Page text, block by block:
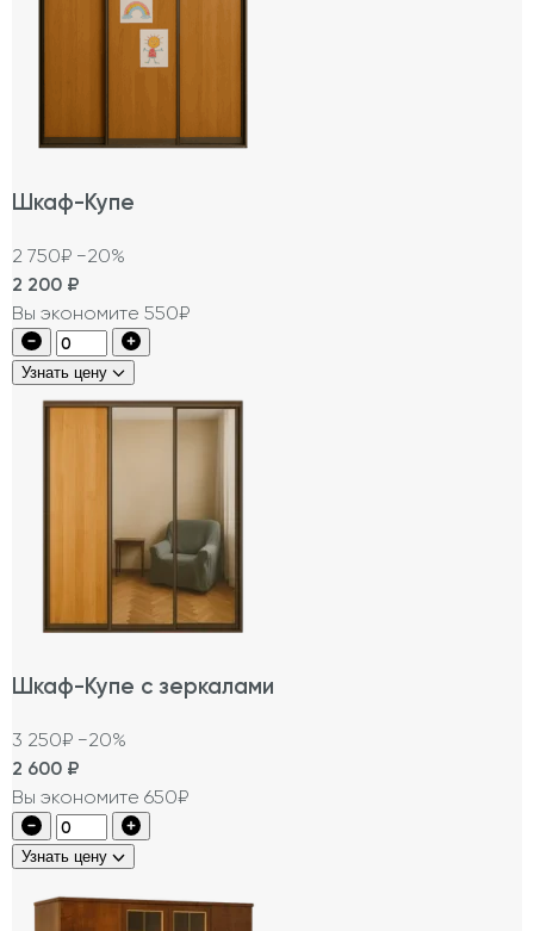
Шкаф-Купе
2 750₽ −20%
2 200 ₽
Вы экономите 550₽
Узнать цену
Шкаф-Купе с зеркалами
3 250₽ −20%
2 600 ₽
Вы экономите 650₽
Узнать цену